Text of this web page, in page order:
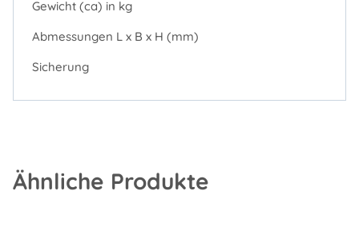
Gewicht (ca) in kg
Abmessungen L x B x H (mm)
Sicherung
Ähnliche Produkte